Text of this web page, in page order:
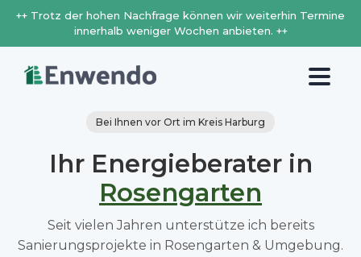
++ Trotz der hohen Nachfrage können wir weiterhin Termine
innerhalb weniger Wochen anbieten. ++
Bei Ihnen vor Ort im Kreis Harburg
Ihr Energieberater in
Rosengarten
Seit vielen Jahren unterstütze ich bereits
Sanierungsprojekte in Rosengarten & Umgebung.